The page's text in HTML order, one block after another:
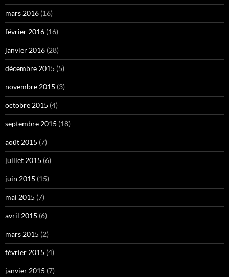
mars 2016 (16)
février 2016 (16)
janvier 2016 (28)
décembre 2015 (5)
novembre 2015 (3)
octobre 2015 (4)
septembre 2015 (18)
août 2015 (7)
juillet 2015 (6)
juin 2015 (15)
mai 2015 (7)
avril 2015 (6)
mars 2015 (2)
février 2015 (4)
janvier 2015 (7)